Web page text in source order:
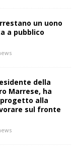
un uono
a pubblico
della
Marrese, ha
alla
sul fronte